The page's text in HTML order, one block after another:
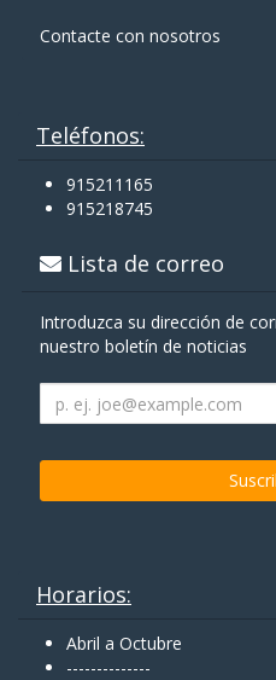
Contacte con nosotros
Teléfonos:
915211165
915218745
Lista de correo
Introduzca su dirección de
nuestro boletín de noticias
Horarios:
Abril a Octubre
--------------